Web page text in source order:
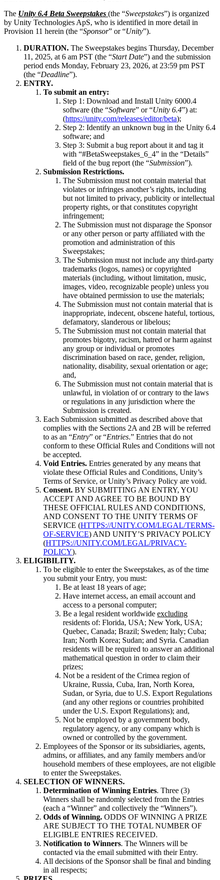
LiveOps
Informations post-lancement et opérations de jeu en direct
Acquisition de nouveaux joueurs
Faites-vous découvrir et acquérez des utilisateurs mobiles
Achats intégrés
Gérer IAP entre les magasins et D2C
Connectez les joueurs avec les bons jeux
Faites de la publicité avec Unity
Créez et développez des succès mobiles avec Unity
Lancez de grands jeux avec de petites équipes
Lancez des jeux XR sur plusieurs plateformes
Simplifiez le développement de jeux multijoueurs
Distribution
Transformer les expériences en magasin en expériences en ligne
Automobile
Stimulez l'innovation et les expériences en voiture
Voir toutes les industries
Études de cas
Histoires de succès dans le monde réel
Guides des meilleures pratiques
Conseils et astuces d'experts
Démos
Démos, échantillons et éléments de base
Toutes les ressources
Mises à jour, informations et conseils techniques
Actualités, histoires et centre de presse
Unity Awards
Célébration des créateurs Unity dans le monde entier
Guides pratiques
Conseils pratiques et meilleures pratiques
Pour les étudiants
Démarrez votre carrière
Pour les enseignants
Boostez votre enseignement
Licence d'enseignement subventionnée
Apportez la puissance de Unity à votre institution
Prouvez votre maîtrise de Unity
The Unity 6.4 Beta Sweepstakes (the “Sweepstakes”) is organized
by Unity Technologies ApS, who is identified in more detail in
Provision 11 herein (the “Sponsor” or “Unity”).
DURATION. The Sweepstakes begins Thursday, December
11, 2025, at 6 am PST (the “Start Date”) and the submission
period ends Monday, February 23, 2026, at 23:59 pm PST
(the “Deadline”).
ENTRY.
To submit an entry:
Step 1: Download and Install Unity 6000.4
software (the “Software” or “Unity 6.4”) at:
(https://unity.com/releases/editor/beta);
Step 2: Identify an unknown bug in the Unity 6.4
software; and
Step 3: Submit a bug report about it and tag it
with “#BetaSweepstakes_6_4” in the “Details”
field of the bug report (the “Submission”).
Submission Restrictions.
The Submission must not contain material that
violates or infringes another’s rights, including
but not limited to privacy, publicity or intellectual
property rights, or that constitutes copyright
infringement;
The Submission must not disparage the Sponsor
or any other person or party affiliated with the
promotion and administration of this
Sweepstakes;
The Submission must not include any third-party
trademarks (logos, names) or copyrighted
materials (including, without limitation, music,
images, video, recognizable people) unless you
have obtained permission to use the materials;
The Submission must not contain material that is
inappropriate, indecent, obscene hateful, tortious,
defamatory, slanderous or libelous;
The Submission must not contain material that
promotes bigotry, racism, hatred or harm against
any group or individual or promotes
discrimination based on race, gender, religion,
nationality, disability, sexual orientation or age;
and,
The Submission must not contain material that is
unlawful, in violation of or contrary to the laws
or regulations in any jurisdiction where the
Submission is created.
Each Submission submitted as described above that
complies with the Sections 2A and 2B will be referred
to as an “Entry” or “Entries.” Entries that do not
conform to these Official Rules and Conditions will not
be accepted.
Void Entries. Entries generated by any means that
violate these Official Rules and Conditions, Unity’s
Terms of Service, or Unity’s Privacy Policy are void.
Consent. BY SUBMITTING AN ENTRY, YOU
ACCEPT AND AGREE TO BE BOUND BY
THESE OFFICIAL RULES AND CONDITIONS,
AND CONSENT TO THE UNITY TERMS OF
SERVICE (HTTPS://UNITY.COM/LEGAL/TERMS-
OF-SERVICE) AND UNITY’S PRIVACY POLICY
(HTTPS://UNITY.COM/LEGAL/PRIVACY-
POLICY).
ELIGIBILITY.
To be eligible to enter the Sweepstakes, as of the time
you submit your Entry, you must:
Be at least 18 years of age;
Have internet access, an email account and
access to a personal computer;
Be a legal resident worldwide excluding
residents of: Florida, USA; New York, USA;
Quebec, Canada; Brazil; Sweden; Italy; Cuba;
Iran; North Korea; Sudan; and Syria. Canadian
residents will be required to answer an additional
mathematical question in order to claim their
prizes;
Not be a resident of the Crimea region of
Ukraine, Russia, Cuba, Iran, North Korea,
Sudan, or Syria, due to U.S. Export Regulations
(and any other regions or countries prohibited
under the U.S. Export Regulations); and,
Not be employed by a government body,
regulatory agency, or any company which is
owned or controlled by the government.
Employees of the Sponsor or its subsidiaries, agents,
admins, or affiliates, and any family members and/or
household members of these employees, are not eligible
to enter the Sweepstakes.
SELECTION OF WINNERS.
Determination of Winning Entries. Three (3)
Winners shall be randomly selected from the Entries
(each a “Winner” and collectively the “Winners”).
Odds of Winning. ODDS OF WINNING A PRIZE
ARE SUBJECT TO THE TOTAL NUMBER OF
ELIGIBLE ENTRIES RECEIVED.
Notification to Winners. The Winners will be
contacted via the email submitted with their Entry.
All decisions of the Sponsor shall be final and binding
in all respects;